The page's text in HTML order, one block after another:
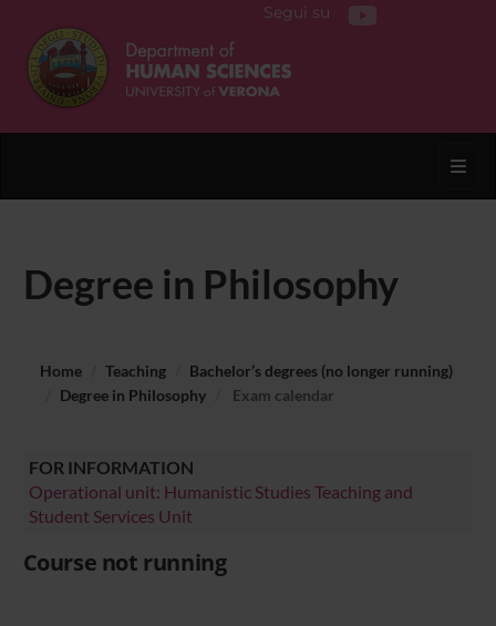
Segui su
Degree in Philosophy
Home Teaching
Bachelor’s degrees (no longer running)
Degree in Philosophy
Exam calendar
FOR INFORMATION
Operational unit: Humanistic Studies Teaching and
Student Services Unit
Course not running